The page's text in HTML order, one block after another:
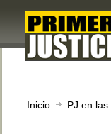
Inicio PJ en las